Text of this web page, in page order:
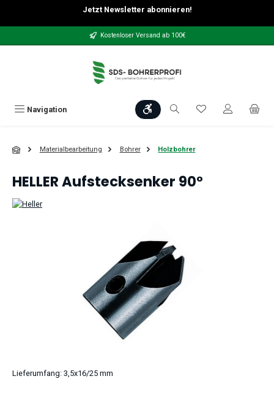
Zum Hauptinhalt springenJetzt Newsletter abonnieren!
Kostenloser Versand ab 100€
Navigation Werkzeugleiste anzeigen
Du hast 0
Materialbearbeitung Bohrer Holzbohrer
HELLER Aufstecksenker 90°
Lieferumfang: 3,5x16/25 mm